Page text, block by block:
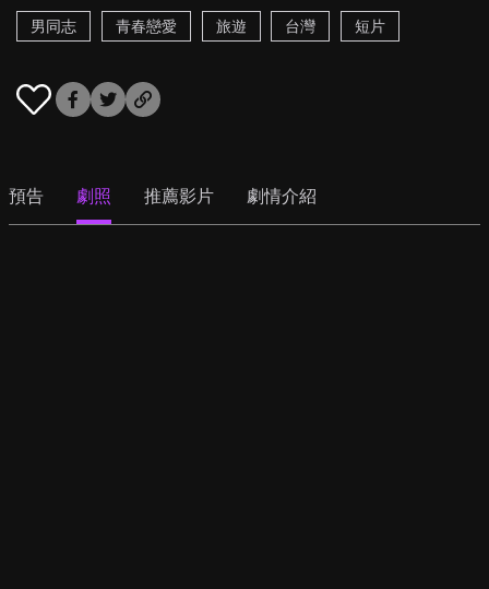
男同志
青春戀愛 旅遊 台灣 短片
預告 劇照 推薦影片 劇情介紹